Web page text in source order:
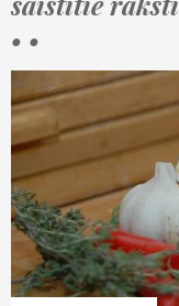
• •